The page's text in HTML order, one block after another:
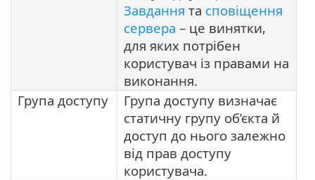
Завдання та сповіщення
сервера – це винятки,
для яких потрібен
користувач із правами на
виконання.
Група доступу
Група доступу визначає
статичну групу об’єкта й
доступ до нього залежно
від прав доступу
користувача.